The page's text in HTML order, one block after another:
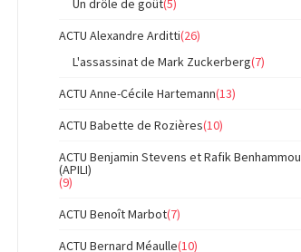
Un drôle de goût(5)
ACTU Alexandre Arditti(26)
L'assassinat de Mark Zuckerberg(7)
ACTU Anne-Cécile Hartemann(13)
ACTU Babette de Rozières(10)
ACTU Benjamin Stevens et Rafik Benhammou
(APILI)
(9)
ACTU Benoît Marbot(7)
ACTU Bernard Méaulle(10)